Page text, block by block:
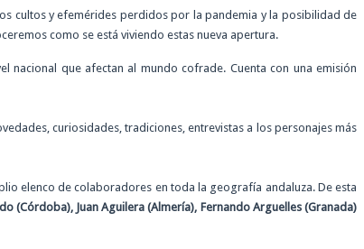
cultos y efemérides perdidos por la pandemia y la posibilidad de
como se está viviendo estas nueva apertura.
nacional que afectan al mundo cofrade. Cuenta con una emisión
curiosidades, tradiciones, entrevistas a los personajes más
elenco de colaboradores en toda la geografía andaluza. De esta
(Córdoba), Juan Aguilera (Almería), Fernando Arguelles (Granada)